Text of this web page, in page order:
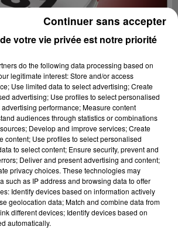
min 14 sec)
de Toulouse
votre vie privée est notre priorité
do the following data processing based on
legitimate interest: Store and/or access
Use limited data to select advertising; Create
advertising; Use profiles to select personalised
performance; Measure content
audiences through statistics or combinations
Develop and improve services; Create
content; Use profiles to select personalised
to select content; Ensure security, prevent and
Deliver and present advertising and content;
privacy choices. These technologies may
such as IP address and browsing data to offer
Identify devices based on information actively
geolocation data; Match and combine data from
different devices; Identify devices based on
automatically.
Continuer sans accepter